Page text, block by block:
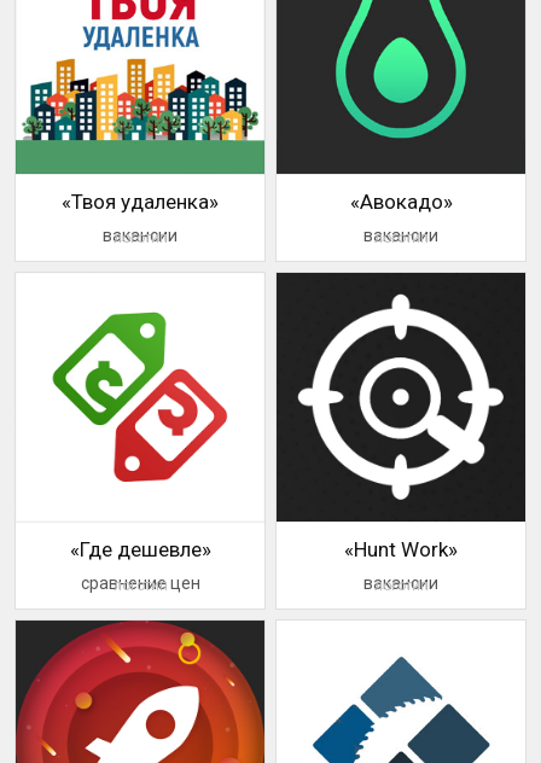
«Твоя удаленка»
вакансии
логотип
«Авокадо»
вакансии
логотип
«Где дешевле»
сравнение цен
логотип
«Hunt Work»
вакансии
логотип